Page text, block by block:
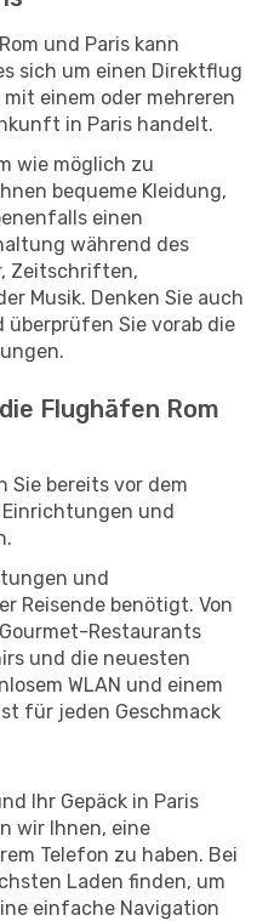
und Paris kann
sich um einen Direktflug
einem oder mehreren
in Paris handelt.
wie möglich zu
bequeme Kleidung,
einen
während des
Zeitschriften,
Musik. Denken Sie auch
überprüfen Sie vorab die
Flughäfen Rom
Sie bereits vor dem
und
und
Reisende benötigt. Von
Restaurants
und die neuesten
WLAN und einem
für jeden Geschmack
Ihr Gepäck in Paris
wir Ihnen, eine
Telefon zu haben. Bei
Laden finden, um
einfache Navigation